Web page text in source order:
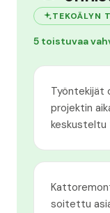
TEKOÄLYN
5 toistuvaa
Työntekijät
projektin
keskusteltu
soitettu